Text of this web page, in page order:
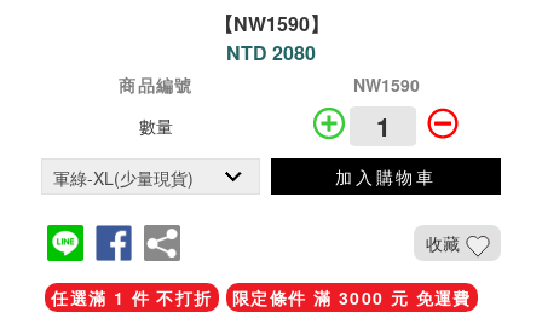
【NW1590】
NTD 2080
商品編號
NW1590
數量
加入購物車
收藏
任選滿 1 件 不打折
限定條件 滿 3000 元 免運費